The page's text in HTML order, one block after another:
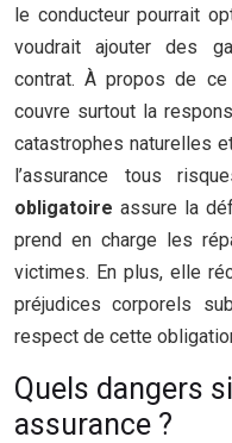
le conducteur pourrait
voudrait ajouter des
contrat. À propos de ce
couvre surtout la
catastrophes naturelles
l’assurance tous
obligatoireassure la
prend en charge les
victimes. En plus, elle
préjudices corporels
respect de cette
Quels dangers
assurance ?